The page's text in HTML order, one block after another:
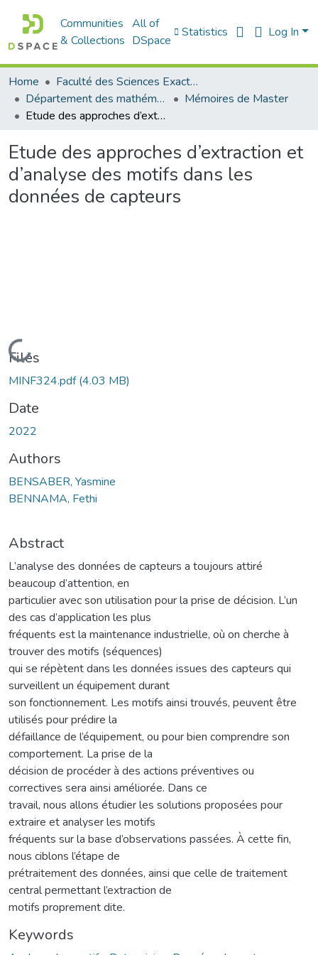
Communities
& Collections
All of
DSpace
Statistics Log In
Home
Faculté des Sciences Exactes et de l'Informatique
Département des mathématiques et informatique
Mémoires de Master
Etude des approches d’extraction et d’analyse des motifs dans les données de capteurs
Etude des approches d’extraction et
d’analyse des motifs dans les
données de capteurs
Loading...
Files
MINF324.pdf(4.03 MB)
Date
2022
Authors
BENSABER, Yasmine
BENNAMA, Fethi
Abstract
L’analyse des données de capteurs a toujours attiré
beaucoup d’attention, en
particulier avec son utilisation pour la prise de décision. L’un
des cas d’application les plus
fréquents est la maintenance industrielle, où on cherche à
trouver des motifs (séquences)
qui se répètent dans les données issues des capteurs qui
surveillent un équipement durant
son fonctionnement. Les motifs ainsi trouvés, peuvent être
utilisés pour prédire la
défaillance de l’équipement, ou pour bien comprendre son
comportement. La prise de la
décision de procéder à des actions préventives ou
correctives sera ainsi améliorée. Dans ce
travail, nous allons étudier les solutions proposées pour
extraire et analyser les motifs
fréquents sur la base d’observations passées. À cette fin,
nous ciblons l’étape de
prétraitement des données, ainsi que celle de traitement
central permettant l’extraction de
motifs proprement dite.
Keywords